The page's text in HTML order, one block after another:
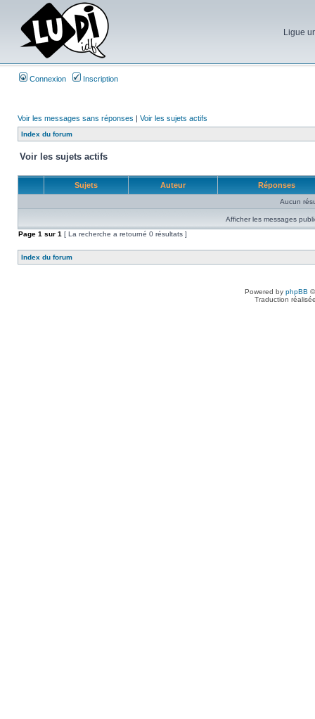
Ligue
Connexion Inscription
Voir les messages sans réponses | Voir les sujets actifs
Index du forum
Voir les sujets actifs
Sujets Auteur Réponses
Aucun
Afficher les messages
Page 1 sur 1 [ La recherche a retourné 0 résultats ]
Index du forum
Powered by phpBB
Traduction